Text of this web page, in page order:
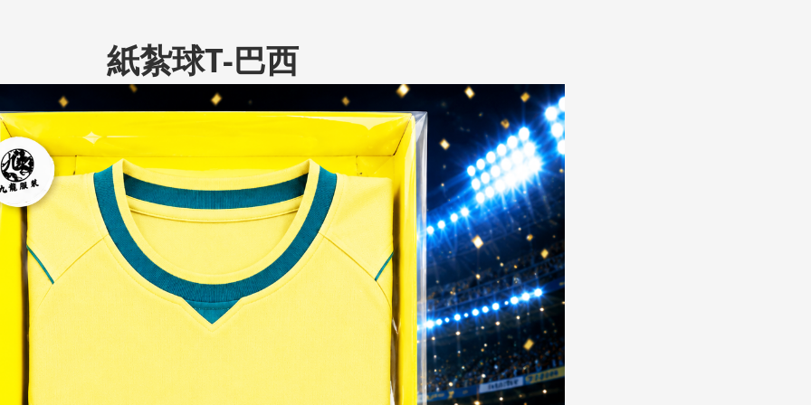
紙紮球T-巴西